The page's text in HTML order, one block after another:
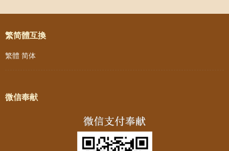
Post navigation
繁简體互換
繁體 简体
微信奉献